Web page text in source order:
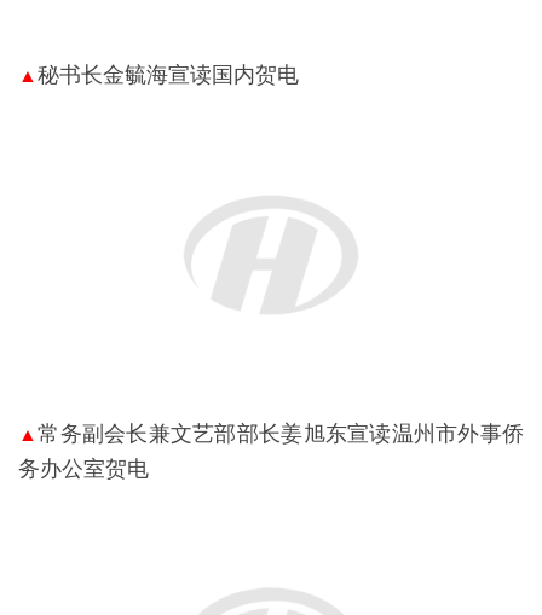
▲ 秘书长金毓海宣读国内贺电
▲常务副会长兼文艺部部长姜旭东宣读温州市外事侨
务办公室贺电